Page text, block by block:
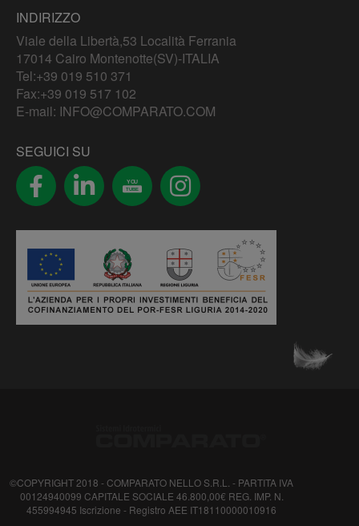
INDIRIZZO
Viale della Libertà,53 Località Ferrania
17014 Cairo Montenotte(SV)-ITALIA
Tel:+39 019 510 371
Fax:+39 019 517 102
E-mail: INFO@COMPARATO.COM
SEGUICI SU
YOU
TUBE
©COPYRIGHT 2018 - COMPARATO NELLO S.R.L. - PARTITA IVA
00124940099 CAPITALE SOCIALE 46.800,00€ REG. IMP. N.
455994945 Iscrizione - Registro AEE IT18110000010916